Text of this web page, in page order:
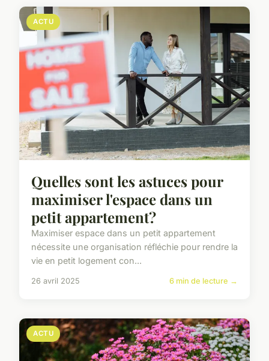
ACTU
Quelles sont les astuces pour
maximiser l'espace dans un
petit appartement?
Maximiser espace dans un petit appartement
nécessite une organisation réfléchie pour rendre la
vie en petit logement con...
26 avril 2025 6 min de lecture →
ACTU